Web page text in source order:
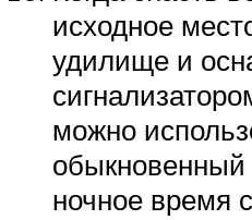
исходное
удилище и
можно
обыкновенный
ночное время